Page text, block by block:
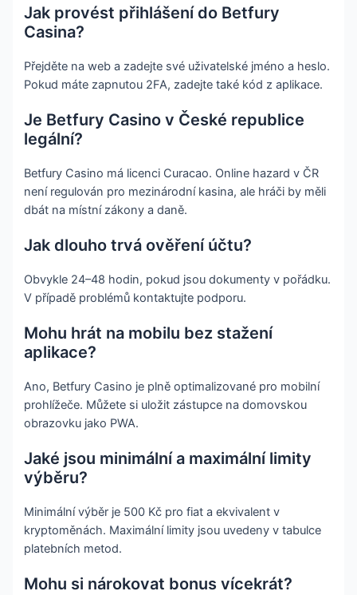
Jak provést přihlášení do Betfury
Casina?
Přejděte na web a zadejte své uživatelské jméno a heslo.
Pokud máte zapnutou 2FA, zadejte také kód z aplikace.
Je Betfury Casino v České republice
legální?
Betfury Casino má licenci Curacao. Online hazard v ČR
není regulován pro mezinárodní kasina, ale hráči by měli
dbát na místní zákony a daně.
Jak dlouho trvá ověření účtu?
Obvykle 24–48 hodin, pokud jsou dokumenty v pořádku.
V případě problémů kontaktujte podporu.
Mohu hrát na mobilu bez stažení
aplikace?
Ano, Betfury Casino je plně optimalizované pro mobilní
prohlížeče. Můžete si uložit zástupce na domovskou
obrazovku jako PWA.
Jaké jsou minimální a maximální limity
výběru?
Minimální výběr je 500 Kč pro fiat a ekvivalent v
kryptoměnách. Maximální limity jsou uvedeny v tabulce
platebních metod.
Mohu si nárokovat bonus vícekrát?